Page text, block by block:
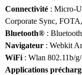
Connectivité : Micro-
Corporate Sync,
Bluetooth® :
Navigateur : Webkit
WiFi : Wlan 802.11b/
Applications